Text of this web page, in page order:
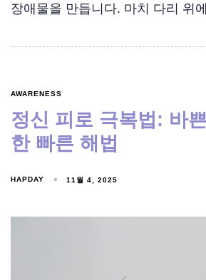
장애물을 만듭니다. 마치 다리 위에
AWARENESS
정신 피로 극복법: 바
한 빠른 해법
HAPDAY 11월 4, 2025